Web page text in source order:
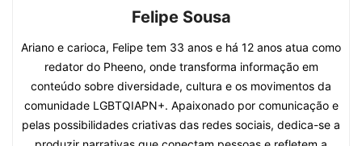
Felipe Sousa
Ariano e carioca, Felipe tem 33 anos e há 12 anos atua como
redator do Pheeno, onde transforma informação em
conteúdo sobre diversidade, cultura e os movimentos da
comunidade LGBTQIAPN+. Apaixonado por comunicação e
pelas possibilidades criativas das redes sociais, dedica-se a